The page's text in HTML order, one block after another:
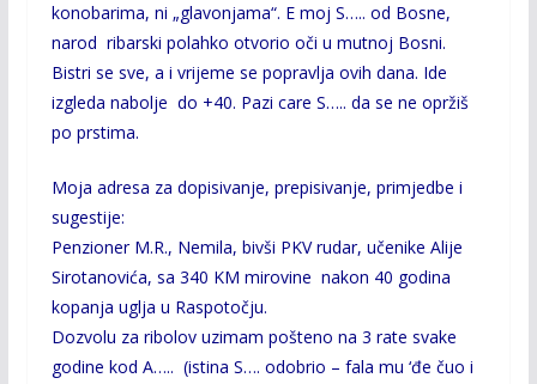
konobarima, ni „glavonjama“. E moj S….. od Bosne,
narod ribarski polahko otvorio oči u mutnoj Bosni.
Bistri se sve, a i vrijeme se popravlja ovih dana. Ide
izgleda nabolje do +40. Pazi care S….. da se ne opržiš
po prstima.
Moja adresa za dopisivanje, prepisivanje, primjedbe i
sugestije:
Penzioner M.R., Nemila, bivši PKV rudar, učenike Alije
Sirotanovića, sa 340 KM mirovine nakon 40 godina
kopanja uglja u Raspotočju.
Dozvolu za ribolov uzimam pošteno na 3 rate svake
godine kod A….. (istina S…. odobrio – fala mu ‘đe čuo i